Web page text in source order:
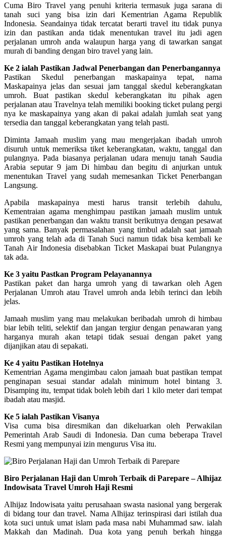
Cuma Biro Travel yang penuhi kriteria termasuk juga sarana di
tanah suci yang bisa izin dari Kementrian Agama Republik
Indonesia. Seandainya tidak tercatat berarti travel itu tidak punya
izin dan pastikan anda tidak menentukan travel itu jadi agen
perjalanan umroh anda walaupun harga yang di tawarkan sangat
murah di banding dengan biro travel yang lain.
Ke 2 ialah Pastikan Jadwal Penerbangan dan Penerbangannya
Pastikan Skedul penerbangan maskapainya tepat, nama
Maskapainya jelas dan sesuai jam tanggal skedul keberangkatan
umroh. Buat pastikan skedul keberangkatan itu pihak agen
perjalanan atau Travelnya telah memiliki booking ticket pulang pergi
nya ke maskapainya yang akan di pakai adalah jumlah seat yang
tersedia dan tanggal keberangkatan yang telah pasti.
Diminta Jamaah muslim yang mau mengerjakan ibadah umroh
disuruh untuk memeriksa tiket keberangkatan, waktu, tanggal dan
pulangnya. Pada biasanya perjalanan udara menuju tanah Saudia
Arabia seputar 9 jam Di himbau dan begitu di anjurkan untuk
menentukan Travel yang sudah memesankan Ticket Penerbangan
Langsung.
Apabila maskapainya mesti harus transit terlebih dahulu,
Kementraian agama menghimpau pastikan jamaah muslim untuk
pastikan penerbangan dan waktu transit berikutnya dengan pesawat
yang sama. Banyak permasalahan yang timbul adalah saat jamaah
umroh yang telah ada di Tanah Suci namun tidak bisa kembali ke
Tanah Air Indonesia disebabkan Ticket Maskapai buat Pulangnya
tak ada.
Ke 3 yaitu Pastkan Program Pelayanannya
Pastikan paket dan harga umroh yang di tawarkan oleh Agen
Perjalanan Umroh atau Travel umroh anda lebih terinci dan lebih
jelas.
Jamaah muslim yang mau melakukan beribadah umroh di himbau
biar lebih teliti, selektif dan jangan tergiur dengan penawaran yang
harganya murah akan tetapi tidak sesuai dengan paket yang
dijanjikan atau di sepakati.
Ke 4 yaitu Pastikan Hotelnya
Kementrian Agama mengimbau calon jamaah buat pastikan tempat
penginapan sesuai standar adalah minimum hotel bintang 3.
Disamping itu, tempat tidak boleh lebih dari 1 kilo meter dari tempat
ibadah atau masjid.
Ke 5 ialah Pastikan Visanya
Visa cuma bisa diresmikan dan dikeluarkan oleh Perwakilan
Pemerintah Arab Saudi di Indonesia. Dan cuma beberapa Travel
Resmi yang mempunyai izin mengurus Visa itu.
Biro Perjalanan Haji dan Umroh Terbaik di Parepare – Alhijaz
Indowisata Travel Umroh Haji Resmi
Alhijaz Indowisata yaitu perusahaan swasta nasional yang bergerak
di bidang tour dan travel. Nama Alhijaz terinspirasi dari istilah dua
kota suci untuk umat islam pada masa nabi Muhammad saw. ialah
Makkah dan Madinah. Dua kota yang penuh berkah hingga